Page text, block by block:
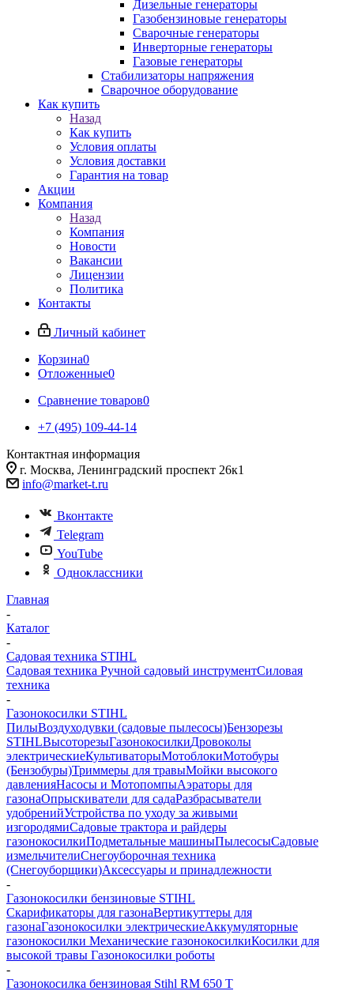
Дизельные генераторы
Газобензиновые генераторы
Сварочные генераторы
Инверторные генераторы
Газовые генераторы
Стабилизаторы напряжения
Cварочное оборудование
Как купить
Назад
Как купить
Условия оплаты
Условия доставки
Гарантия на товар
Акции
Компания
Назад
Компания
Новости
Вакансии
Лицензии
Политика
Контакты
Личный кабинет
Корзина0
Отложенные0
Сравнение товаров0
+7 (495) 109-44-14
Контактная информация
г. Москва, Ленинградский проспект 26к1
info@market-t.ru
Вконтакте
Telegram
YouTube
Одноклассники
Главная
-
Каталог
-
Садовая техника STIHL
Садовая техника Ручной садовый инструментСиловая
техника
-
Газонокосилки STIHL
ПилыВоздуходувки (садовые пылесосы)Бензорезы
STIHLВысоторезыГазонокосилкиДровоколы
электрическиеКультиваторыМотоблокиМотобуры
(Бензобуры)Триммеры для травыМойки высокого
давленияНасосы и МотопомпыАэраторы для
газонаОпрыскиватели для садаРазбрасыватели
удобренийУстройства по уходу за живыми
изгородямиСадовые трактора и райдеры
газонокосилкиПодметальные машиныПылесосыСадовые
измельчителиСнегоуборочная техника
(Снегоуборщики)Аксессуары и принадлежности
-
Газонокосилки бензиновые STIHL
Скарификаторы для газонаВертикуттеры для
газонаГазонокосилки электрическиеАккумуляторные
газонокосилки Механические газонокосилкиКосилки для
высокой травы Газонокосилки роботы
-
Газонокосилка бензиновая Stihl RM 650 T